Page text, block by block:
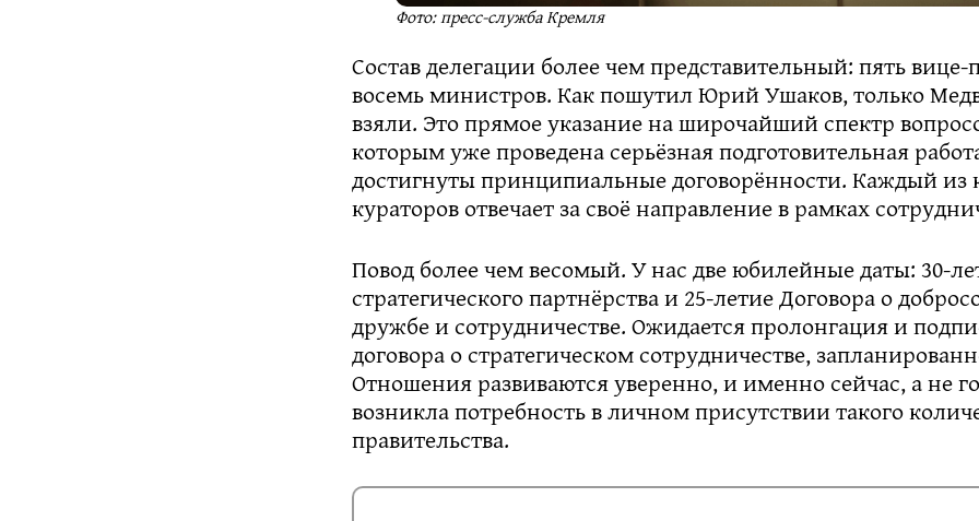
Фото: пресс-служба Кремля
Состав делегации более чем представительный: пять вице-
восемь министров. Как пошутил Юрий Ушаков, только
взяли. Это прямое указание на широчайший спектр
которым уже проведена серьёзная подготовительная
достигнуты принципиальные договорённости. Каждый из
кураторов отвечает за своё направление в рамках
Повод более чем весомый. У нас две юбилейные даты: 30-
стратегического партнёрства и 25-летие Договора о
дружбе и сотрудничестве. Ожидается пролонгация и
договора о стратегическом сотрудничестве,
Отношения развиваются уверенно, и именно сейчас, а не
возникла потребность в личном присутствии такого
правительства.